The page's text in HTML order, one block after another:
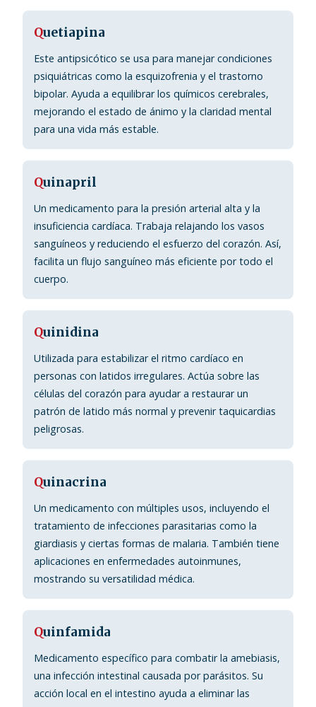
Quetiapina
Este antipsicótico se usa para manejar condiciones
psiquiátricas como la esquizofrenia y el trastorno
bipolar. Ayuda a equilibrar los químicos cerebrales,
mejorando el estado de ánimo y la claridad mental
para una vida más estable.
Quinapril
Un medicamento para la presión arterial alta y la
insuficiencia cardíaca. Trabaja relajando los vasos
sanguíneos y reduciendo el esfuerzo del corazón. Así,
facilita un flujo sanguíneo más eficiente por todo el
cuerpo.
Quinidina
Utilizada para estabilizar el ritmo cardíaco en
personas con latidos irregulares. Actúa sobre las
células del corazón para ayudar a restaurar un
patrón de latido más normal y prevenir taquicardias
peligrosas.
Quinacrina
Un medicamento con múltiples usos, incluyendo el
tratamiento de infecciones parasitarias como la
giardiasis y ciertas formas de malaria. También tiene
aplicaciones en enfermedades autoinmunes,
mostrando su versatilidad médica.
Quinfamida
Medicamento específico para combatir la amebiasis,
una infección intestinal causada por parásitos. Su
acción local en el intestino ayuda a eliminar las